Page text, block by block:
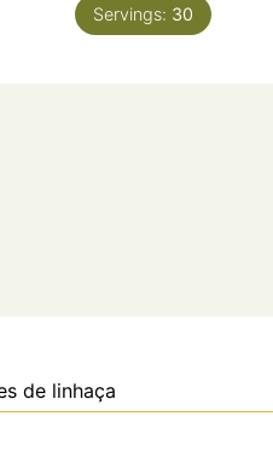
Servings: 30
de linhaça